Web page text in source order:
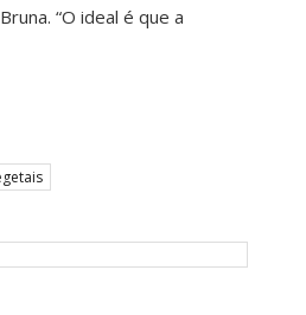
“O ideal é que a